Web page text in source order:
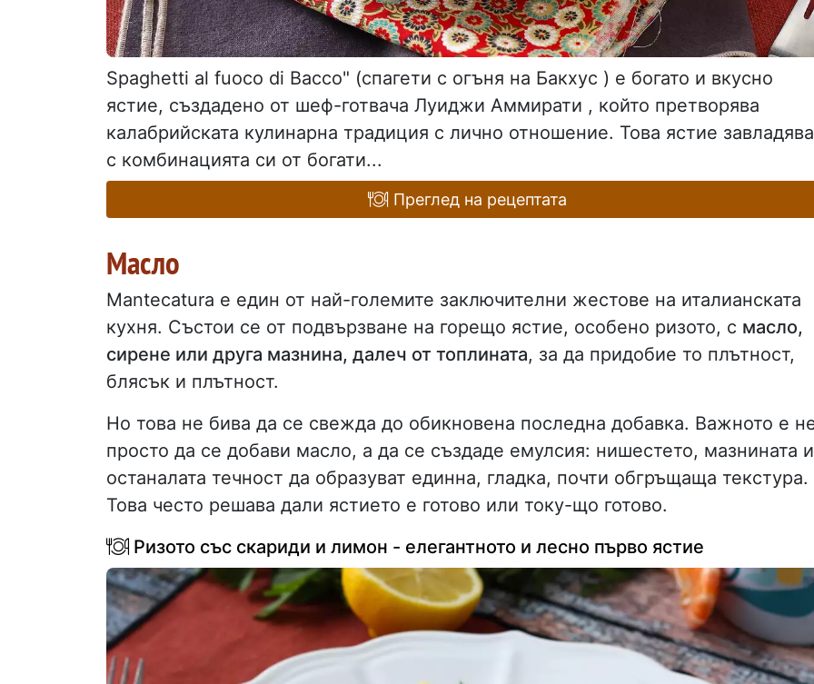
Spaghetti al fuoco di Bacco" (спагети с огъня на Бакхус ) е богато и вкусно
ястие, създадено от шеф-готвача Луиджи Аммирати , който претворява
калабрийската кулинарна традиция с лично отношение. Това ястие завладява
с комбинацията си от богати...
Преглед на рецептата
Масло
Mantecatura е един от най-големите заключителни жестове на италианската
кухня. Състои се от подвързване на горещо ястие, особено ризото, с масло,
сирене или друга мазнина, далеч от топлината, за да придобие то плътност,
блясък и плътност.
Но това не бива да се свежда до обикновена последна добавка. Важното е
просто да се добави масло, а да се създаде емулсия: нишестето, мазнината и
останалата течност да образуват единна, гладка, почти обгръщаща текстура.
Това често решава дали ястието е готово или току-що готово.
Ризото със скариди и лимон - елегантното и лесно първо ястие